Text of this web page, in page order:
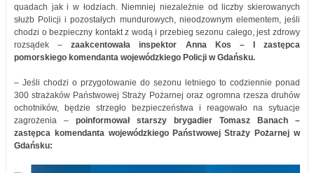
quadach jak i w łodziach. Niemniej niezależnie od liczby skierowanych
służb Policji i pozostałych mundurowych, nieodzownym elementem, jeśli
chodzi o bezpieczny kontakt z wodą i przebieg sezonu całego, jest zdrowy
rozsądek –zaakcentowała inspektor Anna Kos – I zastępca
pomorskiego komendanta wojewódzkiego Policji w Gdańsku.
– Jeśli chodzi o przygotowanie do sezonu letniego to codziennie ponad
300 strażaków Państwowej Straży Pożarnej oraz ogromna rzesza druhów
ochotników, będzie strzegło bezpieczeństwa i reagowało na sytuacje
zagrożenia – poinformował starszy brygadier Tomasz Banach –
zastępca komendanta wojewódzkiego Państwowej Straży Pożarnej w
Gdańsku: